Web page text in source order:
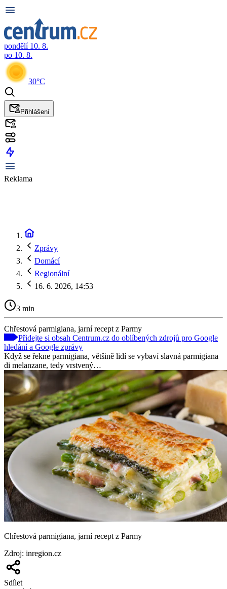
pondělí 10. 8.
po 10. 8.
30°C
Přihlášení
Reklama
Zprávy
Domácí
Regionální
16. 6. 2026, 14:53
3 min
Chřestová parmigiana, jarní recept z Parmy
Přidejte si obsah Centrum.cz do oblíbených zdrojů pro Google
hledání a Google zprávy
Když se řekne parmigiana, většině lidí se vybaví slavná parmigiana
di melanzane, tedy vrstvený…
Chřestová parmigiana, jarní recept z Parmy
Zdroj: inregion.cz
Sdílet